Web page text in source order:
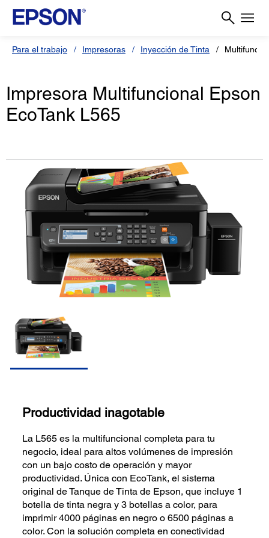
Para el trabajo Impresoras Inyección de Tinta
Impresora Multifuncional Epson
EcoTank L565
Productividad inagotable
La L565 es la multifuncional completa para tu
negocio, ideal para altos volúmenes de impresión
con un bajo costo de operación y mayor
productividad. Única con EcoTank, el sistema
original de Tanque de Tinta de Epson, que incluye 1
botella de tinta negra y 3 botellas a color, para
imprimir 4000 páginas en negro o 6500 páginas a
color. Con la solución completa en conectividad